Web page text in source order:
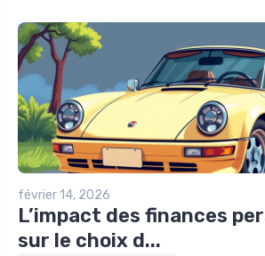
février 14, 2026
L’impact des finances
sur le choix d...